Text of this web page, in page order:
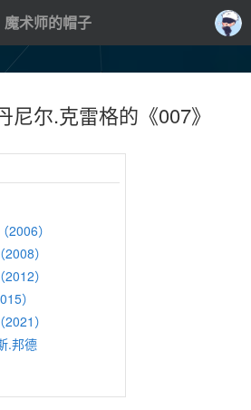
魔术师的帽子
尼尔.克雷格的《007》
2006）
）
）
）
）
.邦德